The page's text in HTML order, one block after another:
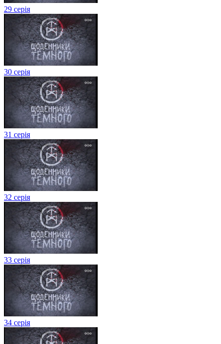
29 серія
30 серія
31 серія
32 серія
33 серія
34 серія